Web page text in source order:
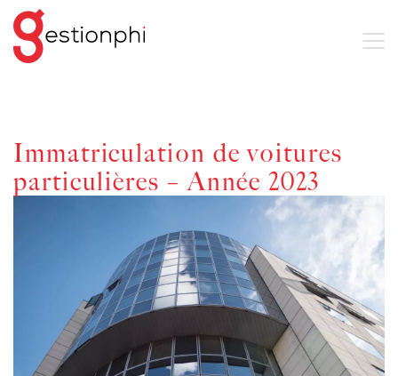
Immatriculation de voitures
particulières – Année 2023